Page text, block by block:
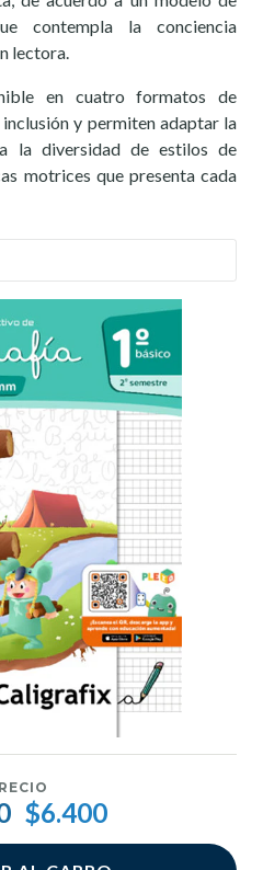
contempla la conciencia
lectora.
en cuatro formatos de
y permiten adaptar la
la diversidad de estilos de
motrices que presenta cada
$6.400